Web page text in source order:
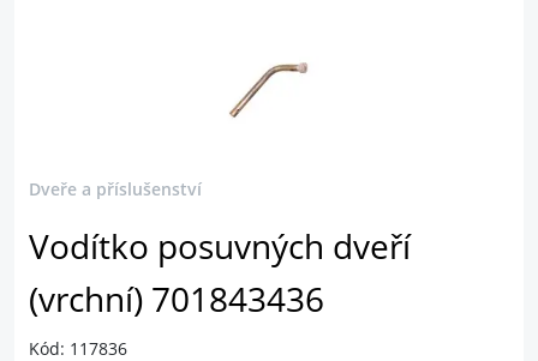
Dveře a příslušenství
Vodítko posuvných dveří
(vrchní) 701843436
Kód: 117836